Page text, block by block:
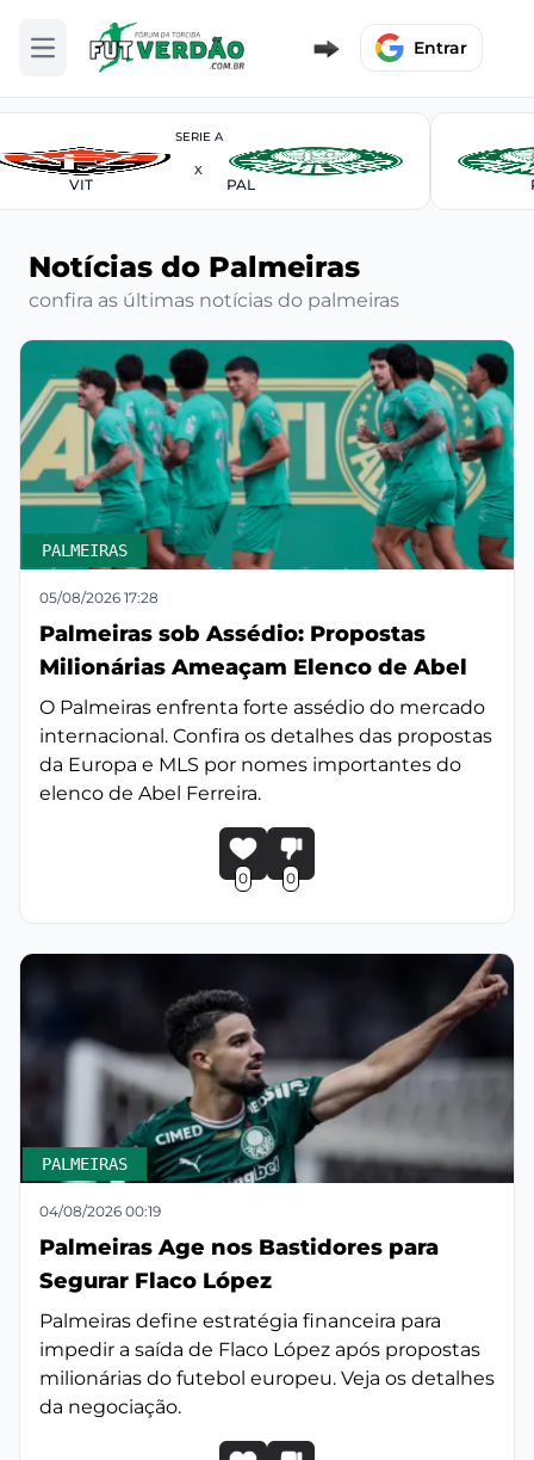
Abrir menu Entrar
SERIE A
VIT
X
PAL
Notícias do Palmeiras
confira as últimas notícias do palmeiras
PALMEIRAS
05/08/2026 17:28
Palmeiras sob Assédio: Propostas
Milionárias Ameaçam Elenco de Abel
O Palmeiras enfrenta forte assédio do mercado
internacional. Confira os detalhes das propostas
da Europa e MLS por nomes importantes do
elenco de Abel Ferreira.
0 0
PALMEIRAS
04/08/2026 00:19
Palmeiras Age nos Bastidores para
Segurar Flaco López
Palmeiras define estratégia financeira para
impedir a saída de Flaco López após propostas
milionárias do futebol europeu. Veja os detalhes
da negociação.